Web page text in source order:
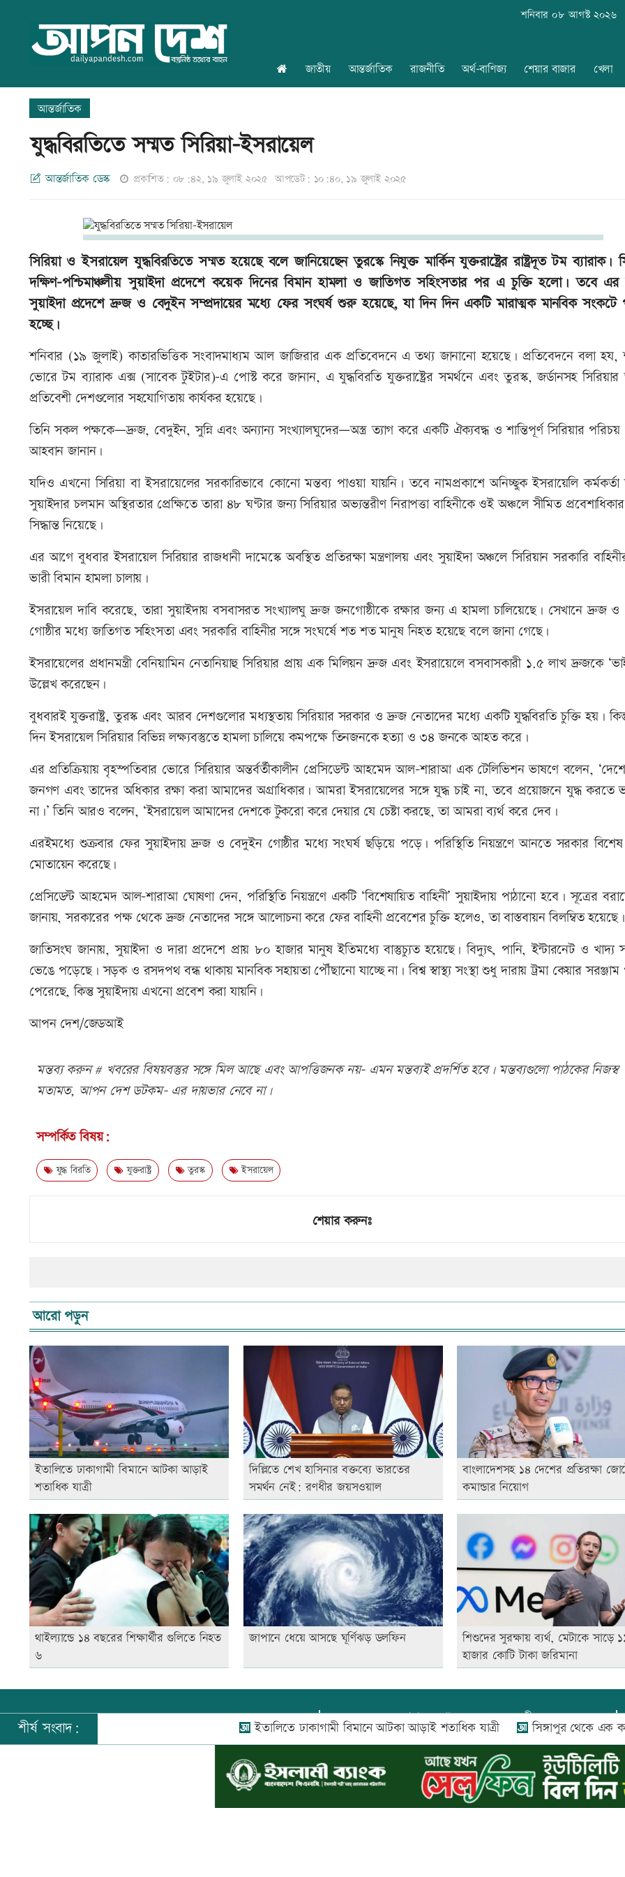
শনিবার ০৮ আগস্ট ২০২৬
জাতীয় আন্তর্জাতিক রাজনীতি অর্থ-বাণিজ্য শেয়ার বাজার খেলা
আন্তর্জাতিক
যুদ্ধবিরতিতে সম্মত সিরিয়া-ইসরায়েল
আন্তর্জাতিক ডেস্ক প্রকাশিত: ০৮:৪২, ১৯ জুলাই ২০২৫ আপডেট: ১০:৪০, ১৯ জুলাই ২০২৫
সিরিয়া ও ইসরায়েল যুদ্ধবিরতিতে সম্মত হয়েছে বলে জানিয়েছেন তুরস্কে নিযুক্ত মার্কিন যুক্তরাষ্ট্রের রাষ্ট্রদূত টম ব্যারাক।
দক্ষিণ-পশ্চিমাঞ্চলীয় সুয়াইদা প্রদেশে কয়েক দিনের বিমান হামলা ও জাতিগত সহিংসতার পর এ চুক্তি হলো। তবে এর
সুয়াইদা প্রদেশে দ্রুজ ও বেদুইন সম্প্রদায়ের মধ্যে ফের সংঘর্ষ শুরু হয়েছে, যা দিন দিন একটি মারাত্মক মানবিক সংকটে
হচ্ছে।
শনিবার (১৯ জুলাই) কাতারভিত্তিক সংবাদমাধ্যম আল জাজিরার এক প্রতিবেদনে এ তথ্য জানানো হয়েছে। প্রতিবেদনে বলা হয,
ভোরে টম ব্যারাক এক্স (সাবেক টুইটার)-এ পোস্ট করে জানান, এ যুদ্ধবিরতি যুক্তরাষ্ট্রের সমর্থনে এবং তুরস্ক, জর্ডানসহ সিরিয়ার
প্রতিবেশী দেশগুলোর সহযোগিতায় কার্যকর হয়েছে।
তিনি সকল পক্ষকে—দ্রুজ, বেদুইন, সুন্নি এবং অন্যান্য সংখ্যালঘুদের—অস্ত্র ত্যাগ করে একটি ঐক্যবদ্ধ ও শান্তিপূর্ণ সিরিয়ার
আহবান জানান।
যদিও এখনো সিরিয়া বা ইসরায়েলের সরকারিভাবে কোনো মন্তব্য পাওয়া যায়নি। তবে নামপ্রকাশে অনিচ্ছুক ইসরায়েলি কর্মকর্তা
সুয়াইদার চলমান অস্থিরতার প্রেক্ষিতে তারা ৪৮ ঘণ্টার জন্য সিরিয়ার অভ্যন্তরীণ নিরাপত্তা বাহিনীকে ওই অঞ্চলে সীমিত
সিদ্ধান্ত নিয়েছে।
এর আগে বুধবার ইসরায়েল সিরিয়ার রাজধানী দামেস্কে অবস্থিত প্রতিরক্ষা মন্ত্রণালয় এবং সুয়াইদা অঞ্চলে সিরিয়ান সরকারি
ভারী বিমান হামলা চালায়।
ইসরায়েল দাবি করেছে, তারা সুয়াইদায় বসবাসরত সংখ্যালঘু দ্রুজ জনগোষ্ঠীকে রক্ষার জন্য এ হামলা চালিয়েছে। সেখানে দ্রুজ
গোষ্ঠীর মধ্যে জাতিগত সহিংসতা এবং সরকারি বাহিনীর সঙ্গে সংঘর্ষে শত শত মানুষ নিহত হয়েছে বলে জানা গেছে।
ইসরায়েলের প্রধানমন্ত্রী বেনিয়ামিন নেতানিয়াহু সিরিয়ার প্রায় এক মিলিয়ন দ্রুজ এবং ইসরায়েলে বসবাসকারী ১.৫ লাখ দ্রুজকে
উল্লেখ করেছেন।
বুধবারই যুক্তরাষ্ট্র, তুরস্ক এবং আরব দেশগুলোর মধ্যস্থতায় সিরিয়ার সরকার ও দ্রুজ নেতাদের মধ্যে একটি যুদ্ধবিরতি চুক্তি হয়।
দিন ইসরায়েল সিরিয়ার বিভিন্ন লক্ষ্যবস্তুতে হামলা চালিয়ে কমপক্ষে তিনজনকে হত্যা ও ৩৪ জনকে আহত করে।
এর প্রতিক্রিয়ায় বৃহস্পতিবার ভোরে সিরিয়ার অন্তর্বর্তীকালীন প্রেসিডেন্ট আহমেদ আল-শারাআ এক টেলিভিশন ভাষণে বলেন,
জনগণ এবং তাদের অধিকার রক্ষা করা আমাদের অগ্রাধিকার। আমরা ইসরায়েলের সঙ্গে যুদ্ধ চাই না, তবে প্রয়োজনে যুদ্ধ করতে
না।’ তিনি আরও বলেন, ‘ইসরায়েল আমাদের দেশকে টুকরো করে দেয়ার যে চেষ্টা করছে, তা আমরা ব্যর্থ করে দেব।
এরইমধ্যে শুক্রবার ফের সুয়াইদায় দ্রুজ ও বেদুইন গোষ্ঠীর মধ্যে সংঘর্ষ ছড়িয়ে পড়ে। পরিস্থিতি নিয়ন্ত্রণে আনতে সরকার বিশেষ
মোতায়েন করেছে।
প্রেসিডেন্ট আহমেদ আল-শারাআ ঘোষণা দেন, পরিস্থিতি নিয়ন্ত্রণে একটি ‘বিশেষায়িত বাহিনী’ সুয়াইদায় পাঠানো হবে। সূত্রের
জানায়, সরকারের পক্ষ থেকে দ্রুজ নেতাদের সঙ্গে আলোচনা করে ফের বাহিনী প্রবেশের চুক্তি হলেও, তা বাস্তবায়ন বিলম্বিত হয়েছে।
জাতিসংঘ জানায়, সুয়াইদা ও দারা প্রদেশে প্রায় ৮০ হাজার মানুষ ইতিমধ্যে বাস্তুচ্যুত হয়েছে। বিদ্যুৎ, পানি, ইন্টারনেট ও খাদ্য
ভেঙে পড়েছে। সড়ক ও রসদপথ বন্ধ থাকায় মানবিক সহায়তা পৌঁছানো যাচ্ছে না। বিশ্ব স্বাস্থ্য সংস্থা শুধু দারায় ট্রমা কেয়ার সরঞ্জাম
পেরেছে, কিন্তু সুয়াইদায় এখনো প্রবেশ করা যায়নি।
আপন দেশ/জেডআই
মন্তব্য করুন # খবরের বিষয়বস্তুর সঙ্গে মিল আছে এবং আপত্তিজনক নয়- এমন মন্তব্যই প্রদর্শিত হবে। মন্তব্যগুলো পাঠকের নিজস্ব
মতামত, আপন দেশ ডটকম- এর দায়ভার নেবে না।
সম্পর্কিত বিষয়:
যুদ্ধ বিরতি যুক্তরাষ্ট্র তুরস্ক ইসরায়েল
শেয়ার করুনঃ
আরো পড়ুন
ইতালিতে ঢাকাগামী বিমানে আটকা আড়াই
শতাধিক যাত্রী
দিল্লিতে শেখ হাসিনার বক্তব্যে ভারতের
সমর্থন নেই: রণধীর জয়সওয়াল
বাংলাদেশসহ ১৪ দেশের প্রতিরক্ষা
কমান্ডার নিয়োগ
থাইল্যান্ডে ১৪ বছরের শিক্ষার্থীর গুলিতে নিহত
৬
জাপানে ধেয়ে আসছে ঘূর্ণিঝড় ডলফিন
শিশুদের সুরক্ষায় ব্যর্থ, মেটাকে সাড়ে
হাজার কোটি টাকা জরিমানা
প্রধান সম্পাদক:আফজাল বারী
প্রোমিতা আফরিন কর্তৃক সম্পাদিত ও প্রকাশিত
সি-৫০১, ৬ষ্ঠতলা, আল রাজী কমপ্লেক্স, ১৬৬-১৬৭
শহীদ সৈয়দ নজরুল ইসলাম সরণি, পুরানা পল্টন, ঢাকা-১০০০
শীর্ষ সংবাদ: ইতালিতে ঢাকাগামী বিমানে আটকা আড়াই শতাধিক যাত্রী সিঙ্গাপুর থেকে এক কার্গো